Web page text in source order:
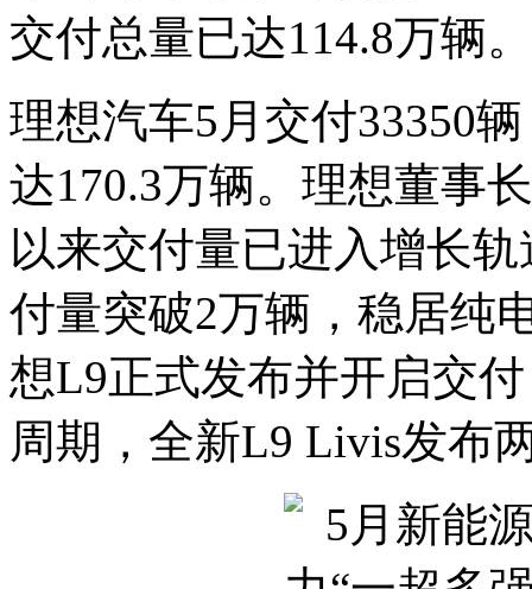
交付总量已达114.8万辆。
理想汽车5月交付33350
达170.3万辆。理想董事
以来交付量已进入增长
付量突破2万辆，稳居纯
想L9正式发布并开启交
周期，全新L9 Livis发布